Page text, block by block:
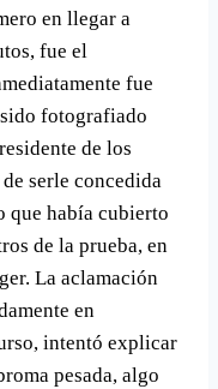
en llegar a
fue el
fue
fotografiado
de los
serle concedida
que habí­a cubierto
de la prueba, en
La aclamación
en
intentó explicar
pesada, algo